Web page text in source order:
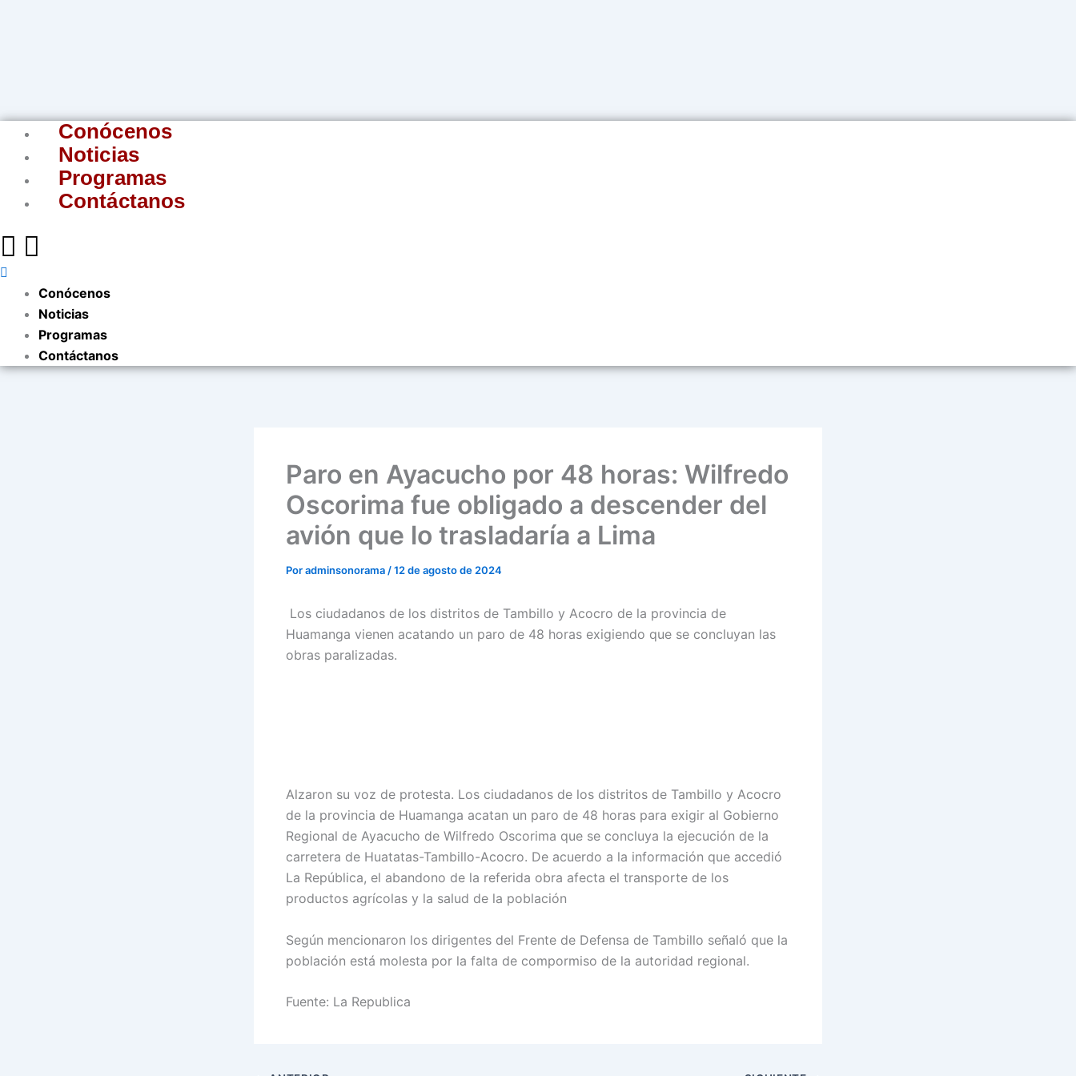
Conócenos
Noticias
Programas
Contáctanos
Conócenos
Noticias
Programas
Contáctanos
Paro en Ayacucho por 48 horas: Wilfredo
Oscorima fue obligado a descender del
avión que lo trasladaría a Lima
Poradminsonorama /12 de agosto de 2024
Los ciudadanos de los distritos de Tambillo y Acocro de la provincia de
Huamanga vienen acatando un paro de 48 horas exigiendo que se concluyan las
obras paralizadas.
Alzaron su voz de protesta. Los ciudadanos de los distritos de Tambillo y Acocro
de la provincia de Huamanga acatan un paro de 48 horas para exigir al Gobierno
Regional de Ayacucho de Wilfredo Oscorima que se concluya la ejecución de la
carretera de Huatatas-Tambillo-Acocro. De acuerdo a la información que accedió
La República, el abandono de la referida obra afecta el transporte de los
productos agrícolas y la salud de la población
Según mencionaron los dirigentes del Frente de Defensa de Tambillo señaló que la
población está molesta por la falta de compormiso de la autoridad regional.
Fuente: La Republica